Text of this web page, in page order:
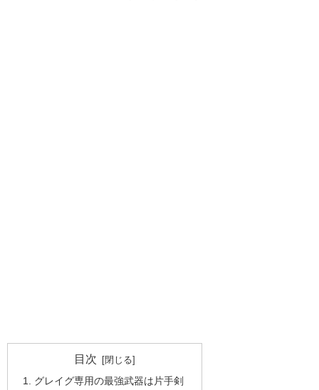
目次
グレイグ専用の最強武器は片手剣